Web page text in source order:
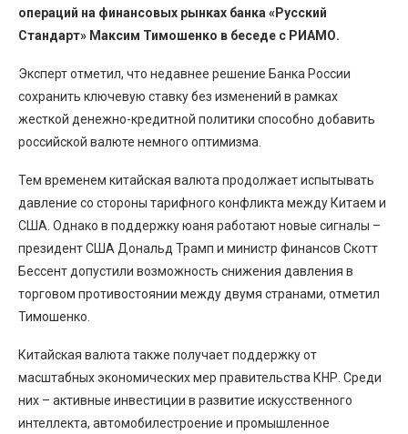
операций на финансовых рынках банка «Русский
Стандарт» Максим Тимошенко в беседе с РИАМО.
Эксперт отметил, что недавнее решение Банка России
сохранить ключевую ставку без изменений в рамках
жесткой денежно-кредитной политики способно добавить
российской валюте немного оптимизма.
Тем временем китайская валюта продолжает испытывать
давление со стороны тарифного конфликта между Китаем и
США. Однако в поддержку юаня работают новые сигналы –
президент США Дональд Трамп и министр финансов Скотт
Бессент допустили возможность снижения давления в
торговом противостоянии между двумя странами, отметил
Тимошенко.
Китайская валюта также получает поддержку от
масштабных экономических мер правительства КНР. Среди
них – активные инвестиции в развитие искусственного
интеллекта, автомобилестроение и промышленное